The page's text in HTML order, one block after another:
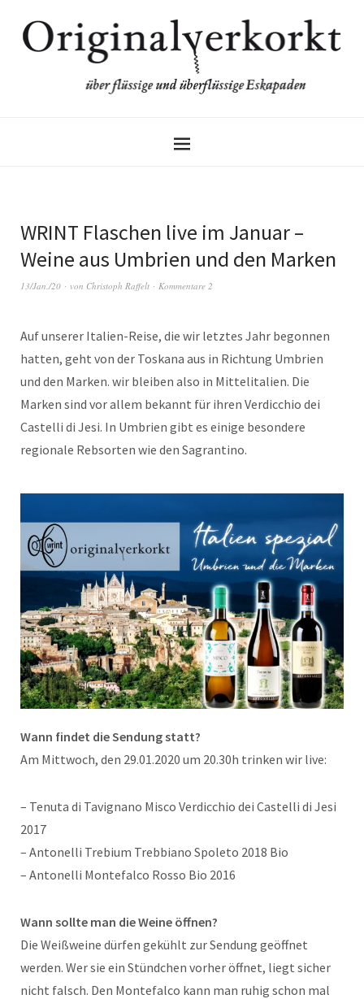
WRINT Flaschen live im Januar –
Weine aus Umbrien und den Marken
13/Jan./20 von Christoph Raffelt Kommentare 2
Auf unserer Italien-Reise, die wir letztes Jahr begonnen
hatten, geht von der Toskana aus in Richtung Umbrien
und den Marken. wir bleiben also in Mittelitalien. Die
Marken sind vor allem bekannt für ihren Verdicchio dei
Castelli di Jesi. In Umbrien gibt es einige besondere
regionale Rebsorten wie den Sagrantino.
Wann findet die Sendung statt?
Am Mittwoch, den 29.01.2020 um 20.30h trinken wir live:
– Tenuta di Tavignano Misco Verdicchio dei Castelli di Jesi
2017
– Antonelli Trebium Trebbiano Spoleto 2018 Bio
– Antonelli Montefalco Rosso Bio 2016
Wann sollte man die Weine öffnen?
Die Weißweine dürfen gekühlt zur Sendung geöffnet
werden. Wer sie ein Stündchen vorher öffnet, liegt sicher
nicht falsch. Den Montefalco kann man ruhig schon mal